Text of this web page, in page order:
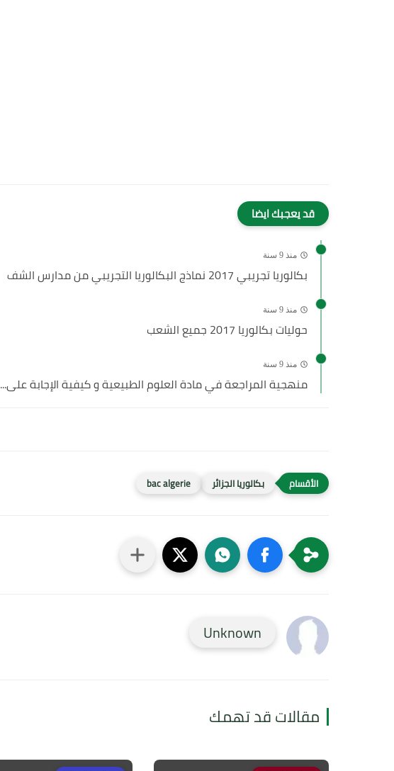
قد يعجبك ايضا
منذ 9 سنة
بكالوريا تجريبي 2017 نماذج البكالوريا التجريبي من مدارس الشف
منذ 9 سنة
حوليات بكالوريا 2017 جميع الشعب
منذ 9 سنة
منهجية المراجعة في مادة العلوم الطبيعية و كيفية الإجابة على...
بكالوريا الجزائر bac algerie
Unknown
مقالات قد تهمك